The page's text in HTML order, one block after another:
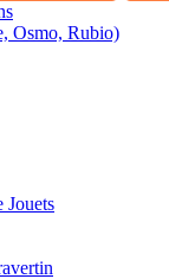
Osmo, Rubio)
Jouets